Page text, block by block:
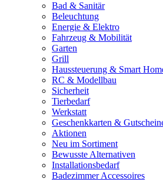
Bad & Sanitär
Beleuchtung
Energie & Elektro
Fahrzeug & Mobilität
Garten
Grill
Haussteuerung & Smart
RC & Modellbau
Sicherheit
Tierbedarf
Werkstatt
Geschenkkarten &
Aktionen
Neu im Sortiment
Bewusste Alternativen
Installationsbedarf
Badezimmer Accessoires